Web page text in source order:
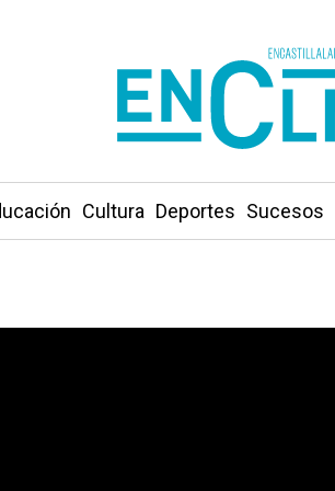
Cultura Deportes Sucesos